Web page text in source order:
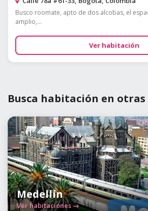
Busco roomate, apto de dos alcobas, el
amplio,...
Ver habitación
Busca habitación en otras
Medellín
Ver habitaciones →